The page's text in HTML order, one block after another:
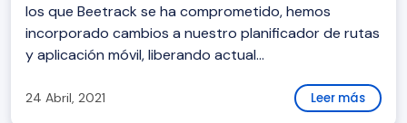
los que Beetrack se ha comprometido, hemos
incorporado cambios a nuestro planificador de rutas
y aplicación móvil, liberando actual...
24 Abril, 2021 Leer más